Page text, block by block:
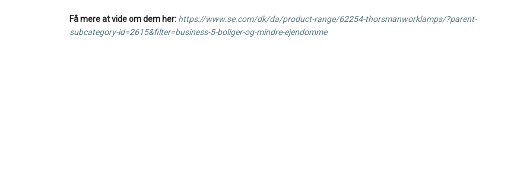
Få mere at vide om dem her: https://www.se.com/dk/da/product-range/62254-thorsmanworklamps/?parent-
subcategory-id=2615&filter=business-5-boliger-og-mindre-ejendomme